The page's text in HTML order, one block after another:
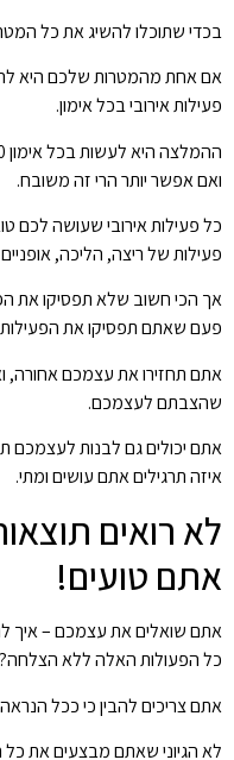
בכדי שתוכלו להשיג את כל
אם אחת מהמטרות שלכם היא
פעילות אירובי בכל אימון.
ואם אפשר יותר הרי זה משובח.
כל פעילות אירובי שעושה לכם
פעילות של ריצה, הליכה,
אך הכי חשוב שלא תפסיקו את
פעם שאתם תפסיקו את
אתם תחזירו את עצמכם
שהצבתם לעצמכם.
אתם יכולים גם לבנות לעצמכם
איזה תרגילים אתם עושים ומתי.
לא רואים
אתם טועים!
אתם שואלים את עצמכם – איך
כל הפעולות האלה ללא הצלחה?
אתם צריכים להבין כי ככל
לא הגיוני שאתם מבצעים את